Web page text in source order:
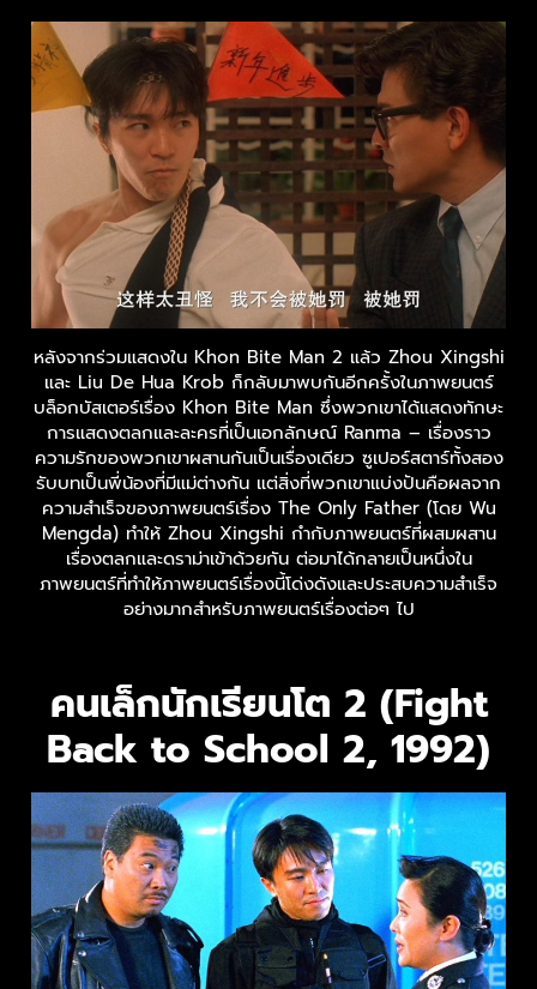
หลังจากร่วมแสดงใน Khon Bite Man 2 แล้ว Zhou Xingshi
และ Liu De Hua Krob ก็กลับมาพบกันอีกครั้งในภาพยนตร์
บล็อกบัสเตอร์เรื่อง Khon Bite Man ซึ่งพวกเขาได้แสดงทักษะ
การแสดงตลกและละครที่เป็นเอกลักษณ์ Ranma – เรื่องราว
ความรักของพวกเขาผสานกันเป็นเรื่องเดียว ซูเปอร์สตาร์ทั้งสอง
รับบทเป็นพี่น้องที่มีแม่ต่างกัน แต่สิ่งที่พวกเขาแบ่งปันคือผลจาก
ความสำเร็จของภาพยนตร์เรื่อง The Only Father (โดย Wu
Mengda) ทำให้ Zhou Xingshi กำกับภาพยนตร์ที่ผสมผสาน
เรื่องตลกและดราม่าเข้าด้วยกัน ต่อมาได้กลายเป็นหนึ่งใน
ภาพยนตร์ที่ทำให้ภาพยนตร์เรื่องนี้โด่งดังและประสบความสำเร็จ
อย่างมากสำหรับภาพยนตร์เรื่องต่อๆ ไป
คนเล็กนักเรียนโต 2 (Fight
Back to School 2, 1992)